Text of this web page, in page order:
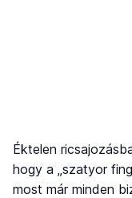
Éktelen
hogy a „szatyor
most már minden